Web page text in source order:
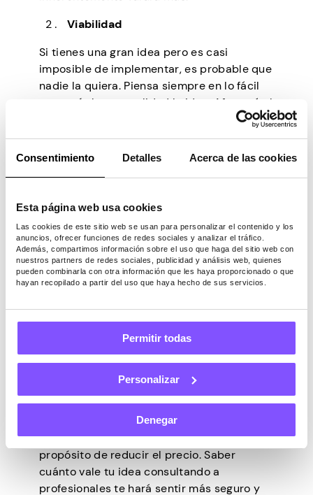
Consentimiento Detalles Acerca de las cookies
Esta página web usa cookies
Las cookies de este sitio web se usan para personalizar el contenido y los
anuncios, ofrecer funciones de redes sociales y analizar el tráfico.
Además, compartimos información sobre el uso que haga del sitio web con
nuestros partners de redes sociales, publicidad y análisis web, quienes
pueden combinarla con otra información que les haya proporcionado o que
hayan recopilado a partir del uso que haya hecho de sus servicios.
Permitir todas
Personalizar
Denegar
Viabilidad
Si tienes una gran idea pero es casi
imposible de implementar, es probable que
nadie la quiera. Piensa siempre en lo fácil
que sería hacer realidad la idea. Afectará el
Si realizó su investigación y está seguro de
clientes, seguramente valdrá la pena su
tiempo. Especialmente si es fácil de
implementar.
Si desea aclarar el precio real o un rango
de precios, como mínimo, debe buscar un
cuenta las tendencias económicas
tamaño del mercado y la viabilidad, entre
Las empresas pueden tratar de
manipularte para que pienses que tu idea
no es tan buena como crees, con el único
propósito de reducir el precio. Saber
cuánto vale tu idea consultando a
profesionales te hará sentir más seguro y